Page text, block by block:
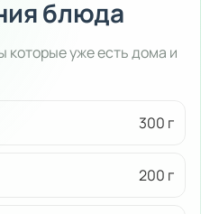
блюда
которые уже есть дома и
300 г
200 г